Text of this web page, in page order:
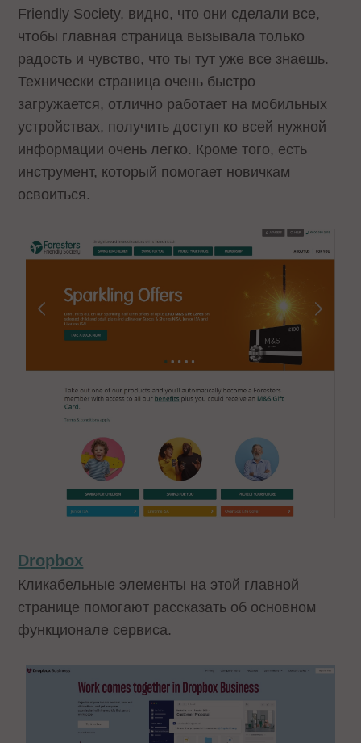
Friendly Society, видно, что они сделали все,
чтобы главная страница вызывала только
радость и чувство, что ты тут уже все знаешь.
Технически страница очень быстро
загружается, отлично работает на мобильных
устройствах, получить доступ ко всей нужной
информации очень легко. Кроме того, есть
инструмент, который помогает новичкам
освоиться.
Dropbox
Кликабельные элементы на этой главной
странице помогают рассказать об основном
функционале сервиса.